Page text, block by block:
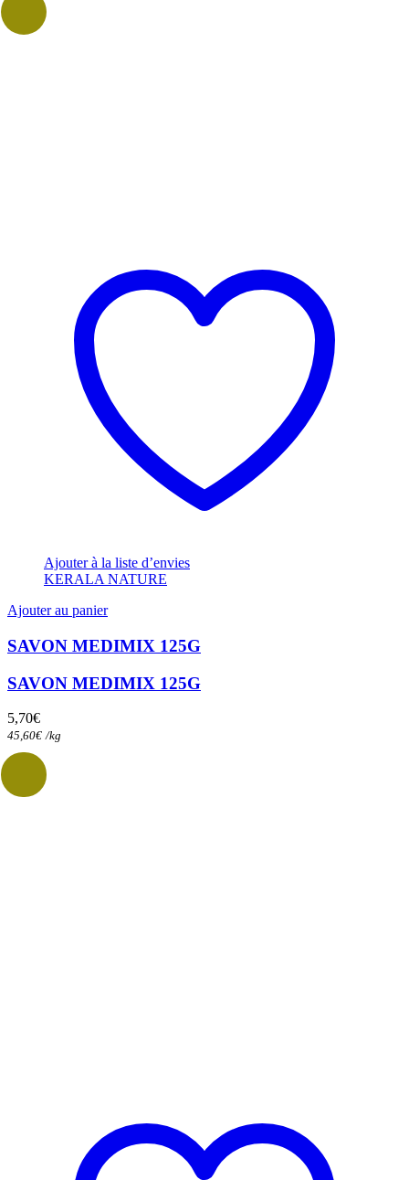
Ajouter à la liste d’envies
KERALA NATURE
Ajouter au panier
SAVON MEDIMIX 125G
SAVON MEDIMIX 125G
5,70€
45,60€ /kg